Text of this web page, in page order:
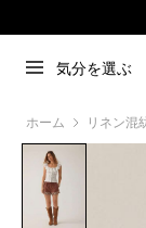
気分を選ぶ
ホーム リネン混